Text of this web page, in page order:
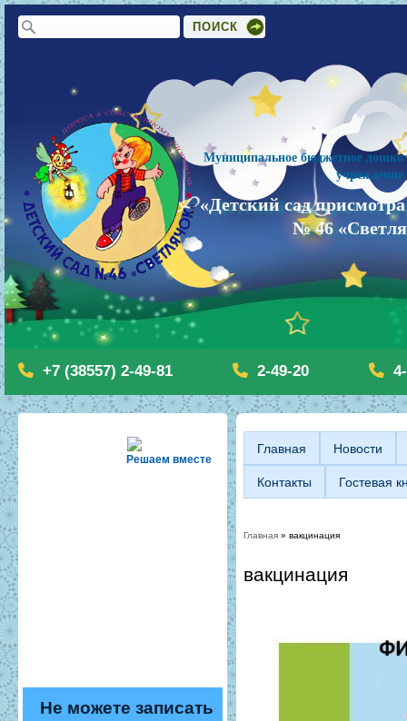
Форма поиска
Поиск
Муниципальное бюджетное
учреждение
«Детский сад
№ 46
+7 (38557) 2-49-81 2-49-20
Решаем вместе
Не можете записать
Главная Новости
Контакты Гостевая
Главная » вакцинация
вакцинация